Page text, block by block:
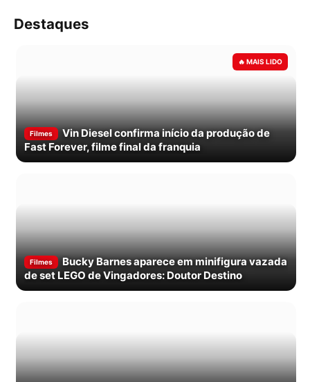
Destaques
Filmes
Vin Diesel confirma início da produção de
Fast Forever, filme final da franquia
Filmes
Bucky Barnes aparece em minifigura vazada
de set LEGO de Vingadores: Doutor Destino